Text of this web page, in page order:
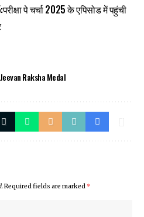
पे चर्चा 2025 के एपिसोड में पहुंची
Jeevan Raksha Medal
Required fields are marked *